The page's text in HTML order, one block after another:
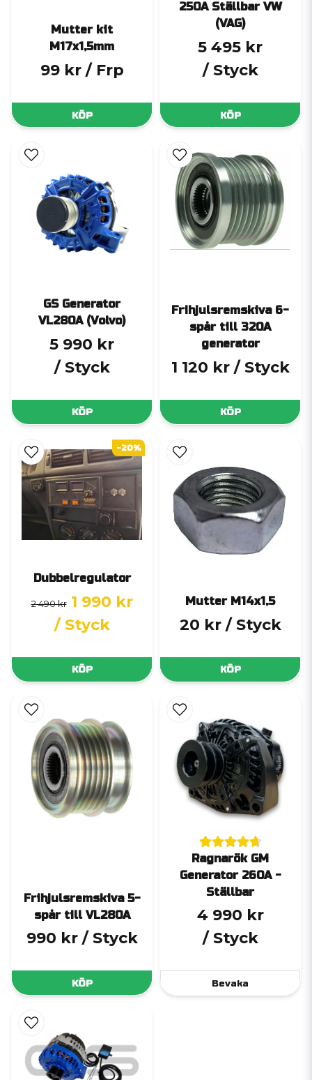
Mutter kit
M17x1,5mm
99 kr / Frp
KÖP
250A Ställbar VW
(VAG)
5 495 kr
/ Styck
KÖP
GS Generator
VL280A (Volvo)
5 990 kr
/ Styck
KÖP
Frihjulsremskiva 6-
spår till 320A
generator
1 120 kr / Styck
KÖP
Dubbelregulator
2 490 kr 1 990 kr
/ Styck
KÖP
-20%
Mutter M14x1,5
20 kr / Styck
KÖP
Frihjulsremskiva 5-
spår till VL280A
990 kr / Styck
KÖP
Ragnarök GM
Generator 260A -
Ställbar
4 990 kr
/ Styck
Bevaka